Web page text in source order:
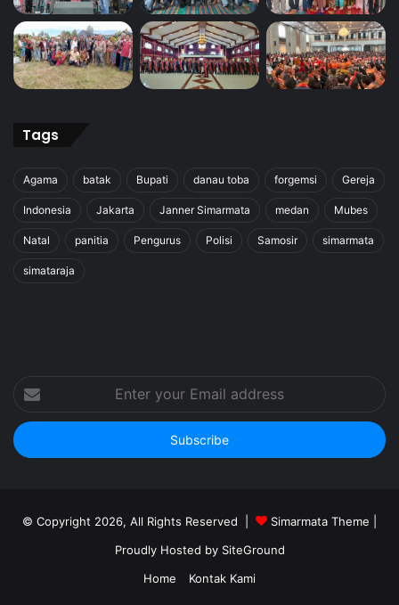
Tags
Agama batak Bupati danau toba forgemsi Gereja
Indonesia Jakarta Janner Simarmata medan Mubes
Natal panitia Pengurus Polisi Samosir simarmata
simataraja
your
Email
address
© Copyright 2026, All Rights Reserved | Simarmata Theme
Proudly Hosted by SiteGround
Home
Kontak Kami